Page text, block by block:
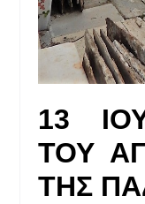
13
ΤΟΥ
ΤΗΣ